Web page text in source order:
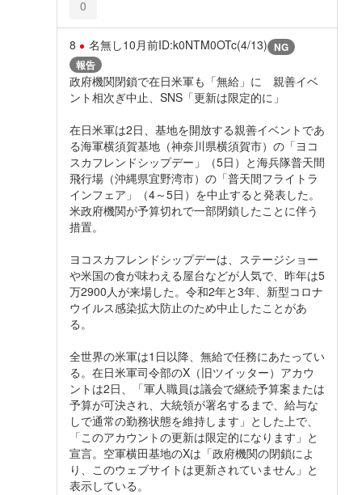
0
8 名無し10月前ID:k0NTM0OTc(4/13) NG
報告
政府機関閉鎖で在日米軍も「無給」に 親善イベ
ント相次ぎ中止、SNS「更新は限定的に」
在日米軍は2日、基地を開放する親善イベントであ
る海軍横須賀基地（神奈川県横須賀市）の「ヨコ
スカフレンドシップデー」（5日）と海兵隊普天間
飛行場（沖縄県宜野湾市）の「普天間フライトラ
インフェア」（4～5日）を中止すると発表した。
米政府機関が予算切れで一部閉鎖したことに伴う
措置。
ヨコスカフレンドシップデーは、ステージショー
や米国の食が味わえる屋台などが人気で、昨年は5
万2900人が来場した。令和2年と3年、新型コロナ
ウイルス感染拡大防止のため中止したことがあ
る。
全世界の米軍は1日以降、無給で任務にあたってい
る。在日米軍司令部のX（旧ツイッター）アカウ
ントは2日、「軍人職員は議会で継続予算案または
予算が可決され、大統領が署名するまで、給与な
しで通常の勤務状態を維持します」とした上で、
「このアカウントの更新は限定的になります」と
宣言。空軍横田基地のXは「政府機関の閉鎖によ
り、このウェブサイトは更新されていません」と
表示している。